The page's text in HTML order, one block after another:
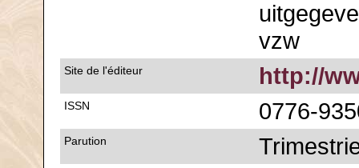
vzw
Site de l'éditeur http://
ISSN 0776-
Parution